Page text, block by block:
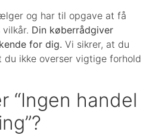
og har til opgave at få
Din køberrådgiver
for dig. Vi sikrer, at du
du ikke overser vigtige forhold
“Ingen handel